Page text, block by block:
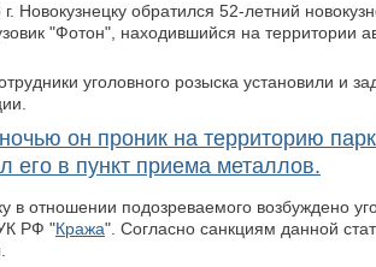
Новокузнецку обратился 52-летний
"Фотон", находившийся на территории
уголовного розыска установили и
он проник на территорию
его в пункт приема металлов.
в отношении подозреваемого возбуждено
РФ "Кража". Согласно санкциям данной